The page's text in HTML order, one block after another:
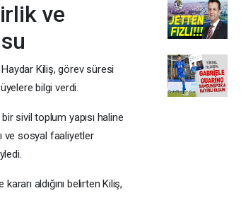
ve
Kiliş, görev süresi
bilgi verdi.
sivil toplum yapısı haline
ve sosyal faaliyetler
aldığını belirten Kiliş,